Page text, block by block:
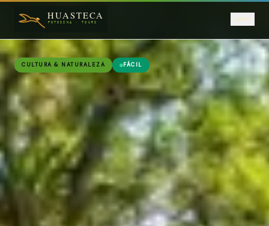
CULTURA & NATURALEZA FÁCIL